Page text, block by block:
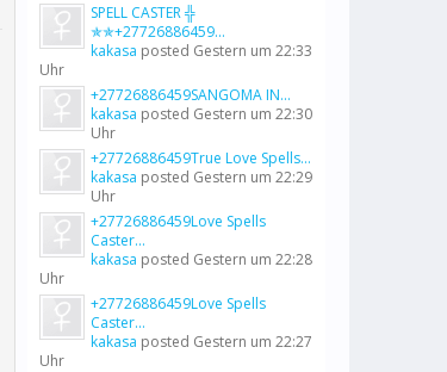
SPELL CASTER ╬
✯✯+27726886459...
kakasa posted Gestern um 22:33
Uhr
+27726886459SANGOMA IN...
kakasa posted Gestern um 22:30
Uhr
+27726886459True Love Spells...
kakasa posted Gestern um 22:29
Uhr
+27726886459Love Spells
Caster...
kakasa posted Gestern um 22:28
Uhr
+27726886459Love Spells
Caster...
kakasa posted Gestern um 22:27
Uhr